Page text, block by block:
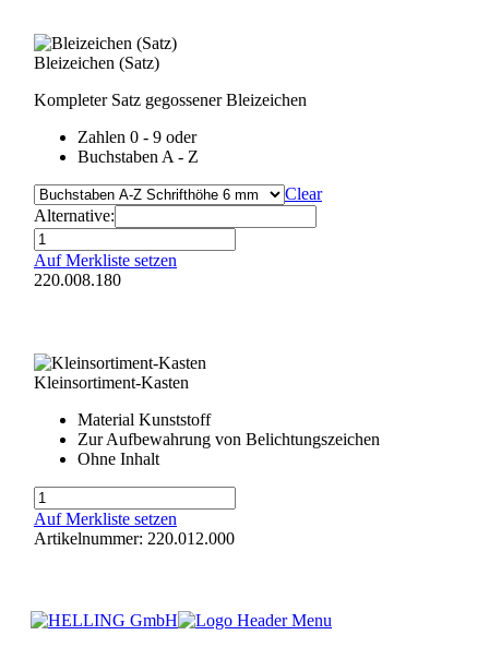
Bleizeichen (Satz)
Kompleter Satz gegossener Bleizeichen
Zahlen 0 - 9 oder
Buchstaben A - Z
Clear
Alternative:
Bleizeichen
(Satz)
Menge
Auf Merkliste setzen
220.008.180
Kleinsortiment-Kasten
Material Kunststoff
Zur Aufbewahrung von Belichtungszeichen
Ohne Inhalt
Kleinsortiment-
Kasten
Menge
Auf Merkliste setzen
Artikelnummer: 220.012.000